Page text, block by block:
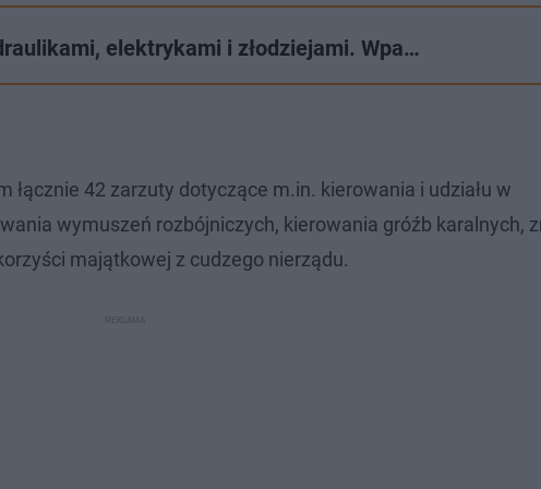
elektrykami i złodziejami. Wpa…
42 zarzuty dotyczące m.in. kierowania i udziału w
wymuszeń rozbójniczych, kierowania gróźb karalnych,
majątkowej z cudzego nierządu.